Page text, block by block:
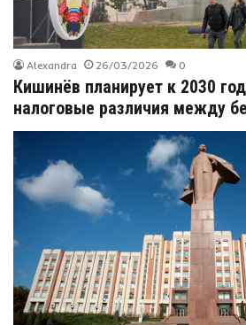
Alexandra 26/03/2026 0
Кишинёв планирует к 2030
налоговые различия между